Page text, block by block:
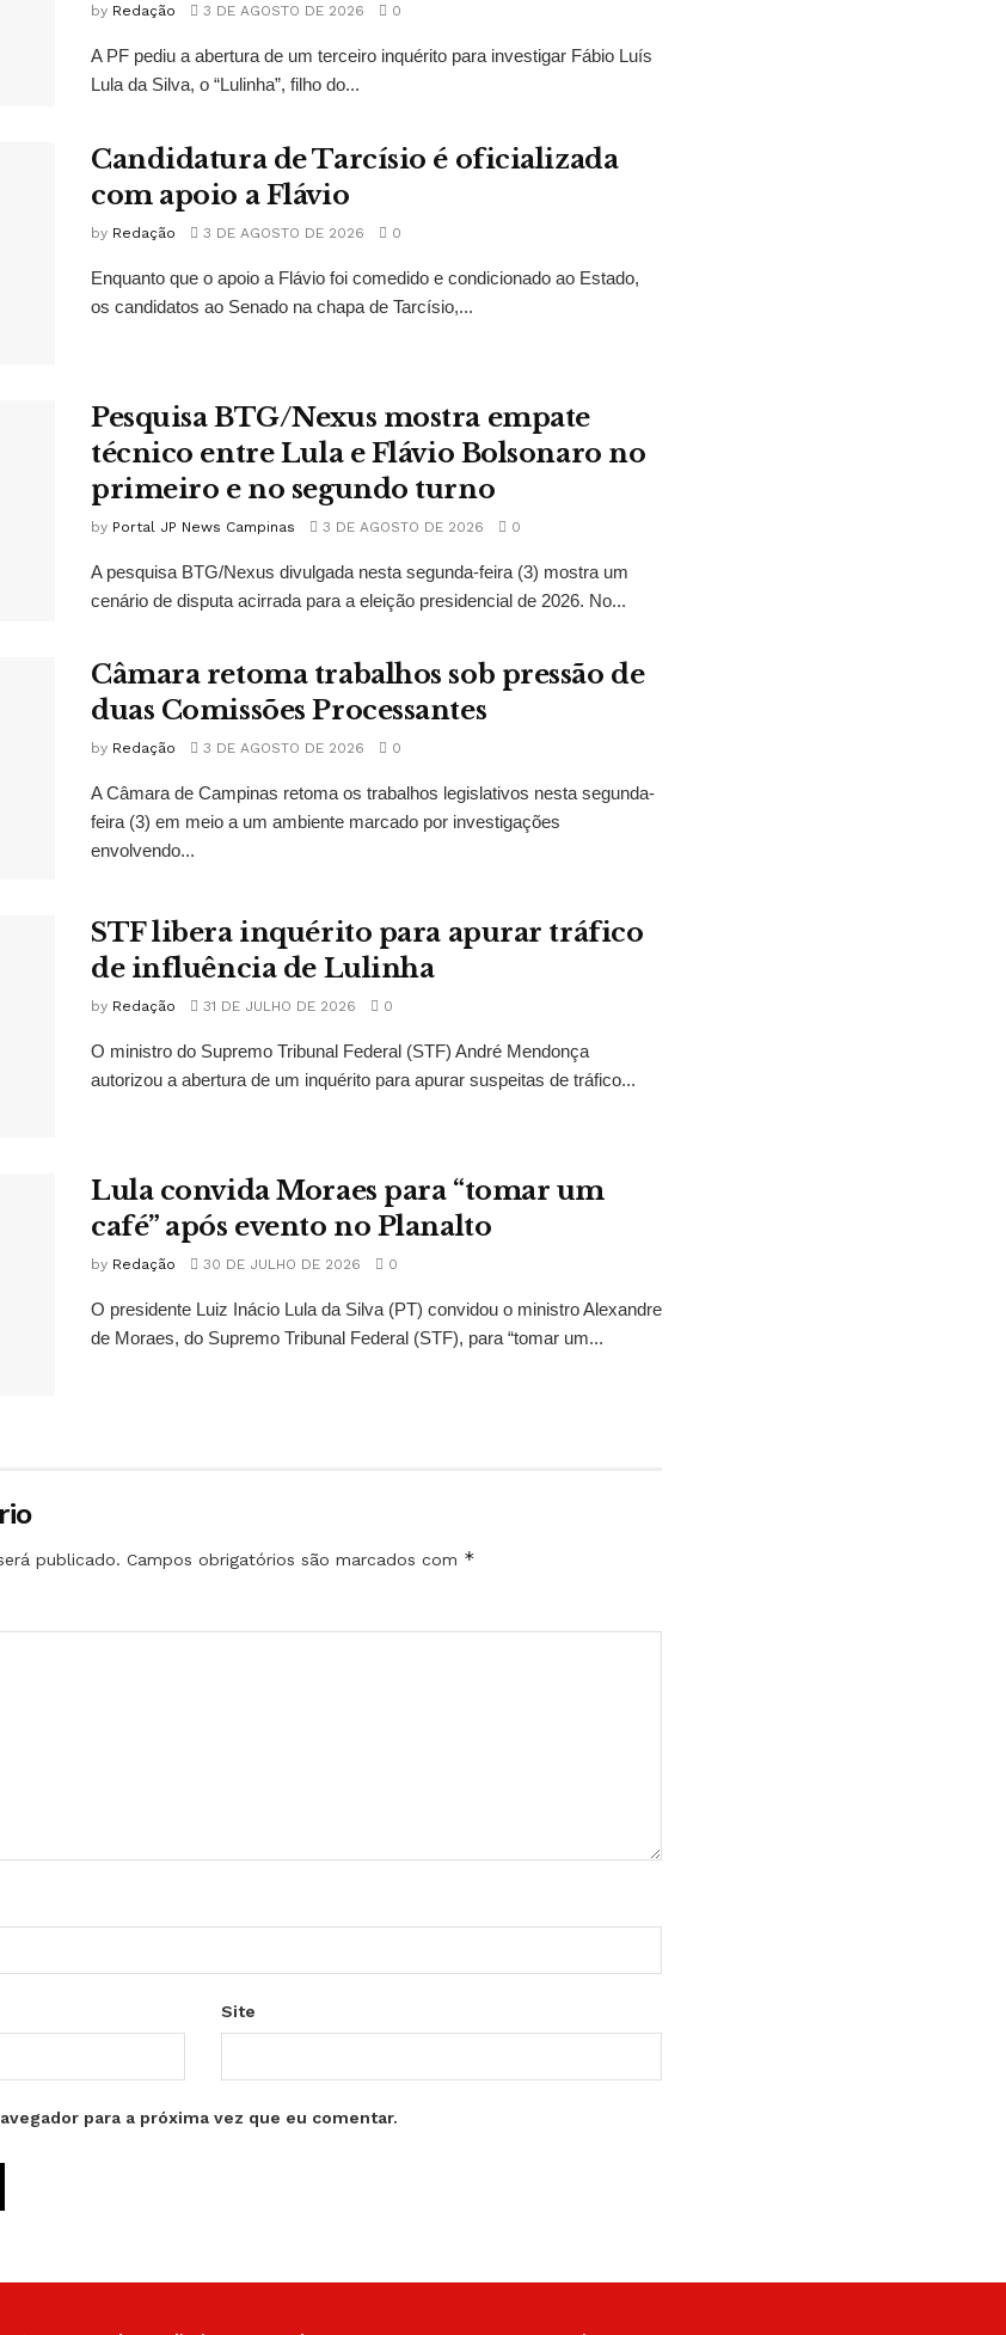
by Redação 3 DE AGOSTO DE 2026 0
A PF pediu a abertura de um terceiro inquérito para investigar Fábio Luís
Lula da Silva, o “Lulinha”, filho do...
Candidatura de Tarcísio é oficializada
com apoio a Flávio
by Redação 3 DE AGOSTO DE 2026 0
Enquanto que o apoio a Flávio foi comedido e condicionado ao Estado,
os candidatos ao Senado na chapa de Tarcísio,...
Pesquisa BTG/Nexus mostra empate
técnico entre Lula e Flávio Bolsonaro no
primeiro e no segundo turno
by Portal JP News Campinas 3 DE AGOSTO DE 2026 0
A pesquisa BTG/Nexus divulgada nesta segunda-feira (3) mostra um
cenário de disputa acirrada para a eleição presidencial de 2026. No...
Câmara retoma trabalhos sob pressão de
duas Comissões Processantes
by Redação 3 DE AGOSTO DE 2026 0
A Câmara de Campinas retoma os trabalhos legislativos nesta segunda-
feira (3) em meio a um ambiente marcado por investigações
envolvendo...
STF libera inquérito para apurar tráfico
de influência de Lulinha
by Redação 31 DE JULHO DE 2026 0
O ministro do Supremo Tribunal Federal (STF) André Mendonça
autorizou a abertura de um inquérito para apurar suspeitas de tráfico...
Lula convida Moraes para “tomar um
café” após evento no Planalto
by Redação 30 DE JULHO DE 2026 0
O presidente Luiz Inácio Lula da Silva (PT) convidou o ministro Alexandre
de Moraes, do Supremo Tribunal Federal (STF), para “tomar um...
publicado. Campos obrigatórios são marcados com *
Site
para a próxima vez que eu comentar.